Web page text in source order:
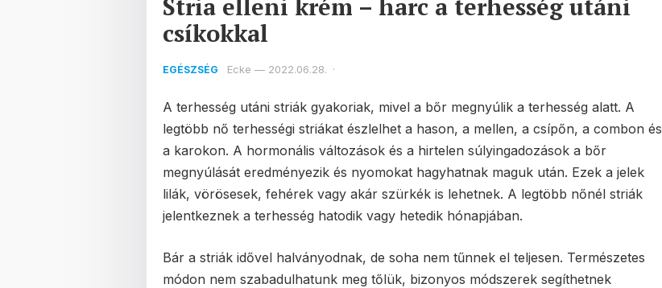
Stria elleni krém – harc a terhesség utáni
csíkokkal
EGÉSZSÉG Ecke — 2022.06.28. ·
A terhesség utáni striák gyakoriak, mivel a bőr megnyúlik a terhesség alatt. A
legtöbb nő terhességi striákat észlelhet a hason, a mellen, a csípőn, a combon és
a karokon. A hormonális változások és a hirtelen súlyingadozások a bőr
megnyúlását eredményezik és nyomokat hagyhatnak maguk után. Ezek a jelek
lilák, vörösesek, fehérek vagy akár szürkék is lehetnek. A legtöbb nőnél striák
jelentkeznek a terhesség hatodik vagy hetedik hónapjában.
Bár a striák idővel halványodnak, de soha nem tűnnek el teljesen. Természetes
módon nem szabadulhatunk meg tőlük, bizonyos módszerek segíthetnek